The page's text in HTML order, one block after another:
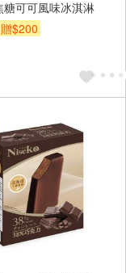
糖可可風味冰淇淋
贈$200